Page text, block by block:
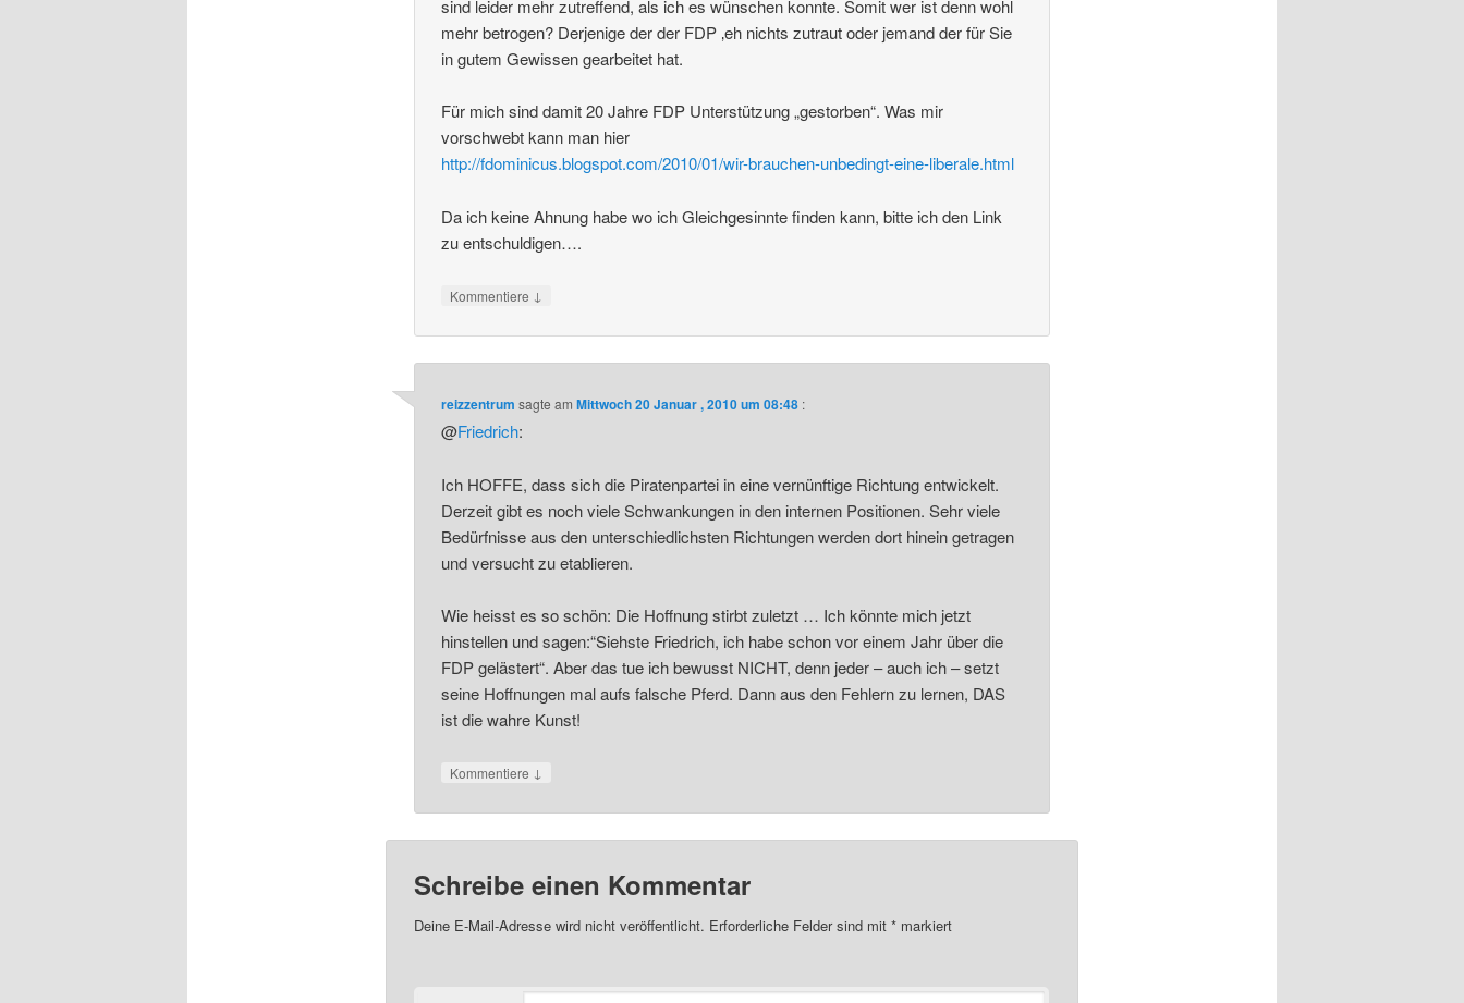
sind leider mehr zutreffend, als ich es wünschen konnte. Somit wer ist denn wohl
mehr betrogen? Derjenige der der FDP ‚eh nichts zutraut oder jemand der für Sie
in gutem Gewissen gearbeitet hat.
Für mich sind damit 20 Jahre FDP Unterstützung „gestorben“. Was mir
vorschwebt kann man hier
http://fdominicus.blogspot.com/2010/01/wir-brauchen-unbedingt-eine-liberale.html
Da ich keine Ahnung habe wo ich Gleichgesinnte finden kann, bitte ich den Link
zu entschuldigen….
Kommentiere ↓
reizzentrum sagte amMittwoch 20 Januar , 2010 um 08:48 :
@Friedrich:
Ich HOFFE, dass sich die Piratenpartei in eine vernünftige Richtung entwickelt.
Derzeit gibt es noch viele Schwankungen in den internen Positionen. Sehr viele
Bedürfnisse aus den unterschiedlichsten Richtungen werden dort hinein getragen
und versucht zu etablieren.
Wie heisst es so schön: Die Hoffnung stirbt zuletzt … Ich könnte mich jetzt
hinstellen und sagen:“Siehste Friedrich, ich habe schon vor einem Jahr über die
FDP gelästert“. Aber das tue ich bewusst NICHT, denn jeder – auch ich – setzt
seine Hoffnungen mal aufs falsche Pferd. Dann aus den Fehlern zu lernen, DAS
ist die wahre Kunst!
Kommentiere ↓
Schreibe einen Kommentar
Deine E-Mail-Adresse wird nicht veröffentlicht. Erforderliche Felder sind mit *markiert